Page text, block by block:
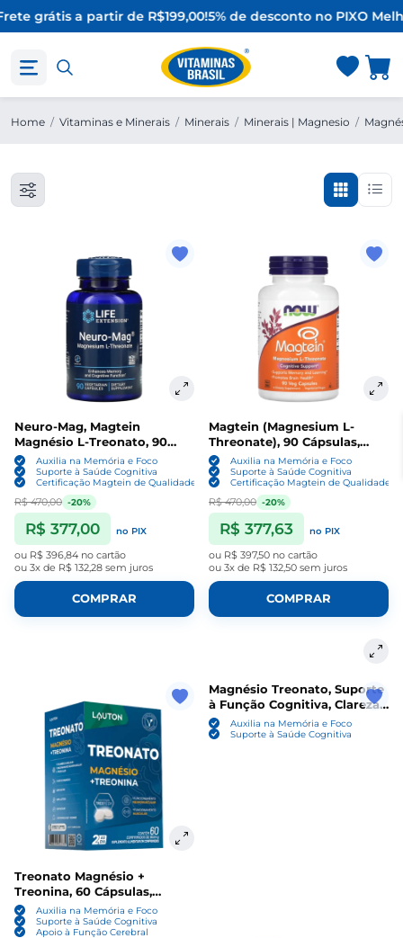
grátis a partir de R$199,00!5% de desconto no PIXO
Home / Vitaminas e Minerais / Minerais / Minerais | Magnesio /
Neuro-Mag, Magtein
Magnésio L-Treonato, 90
Cápsulas, Life Extension
Auxilia na Memória e Foco
Suporte à Saúde Cognitiva
Certificação Magtein de Qualidade e Pureza
R$ 470,00 -20%
R$ 377,00 no PIX
ou R$ 396,84 no cartão
ou 3x de R$ 132,28 sem juros
COMPRAR
Magtein (Magnesium L-
Threonate), 90 Cápsulas,
NowAuxilia na Memória e Foco
Suporte à Saúde Cognitiva
Certificação Magtein de Qualidade e
R$ 470,00 -20%
R$ 377,63 no PIX
ou R$ 397,50 no cartão
ou 3x de R$ 132,50 sem juros
COMPRAR
Treonato Magnésio +
Treonina, 60 Cápsulas,
Lauton Nutrition
Auxilia na Memória e Foco
Suporte à Saúde Cognitiva
Apoio à Função Cerebral
Magnésio Treonato, Suporte
à Função Cognitiva, Clareza
Mental e Saúde Neural, 90
Cápsulas, Alquimia
Auxilia na Memória e Foco
Suporte à Saúde Cognitiva